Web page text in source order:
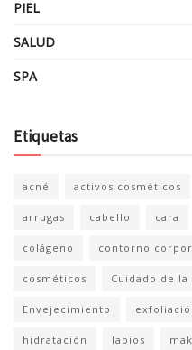
PIEL
SALUD
SPA
Etiquetas
acné activos cosméticos
arrugas cabello cara
colágeno contorno
cosméticos Cuidado de la
Envejecimiento
hidratación labios